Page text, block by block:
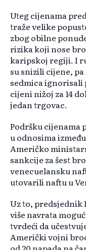
Uteg cijenama
traže velike
zbog obilne
rizika koji nose
karipskoj regiji. I
su snizili cijene,
sedmica ignorisali
cijeni nižoj za 14
jedan trgovac.
Podršku cijenama
u odnosima
Američko
sankcije za šest
venecuelansku
utovarili naftu u
Uz to, predsjednik
više navrata
tvrdeći da
Američki vojni